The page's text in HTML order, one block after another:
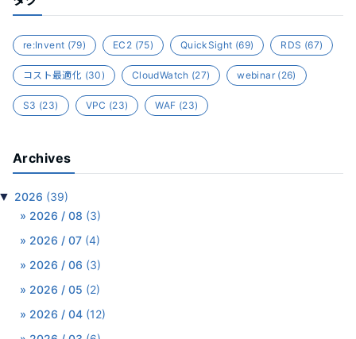
re:Invent (79) EC2 (75) QuickSight (69) RDS (67)
コスト最適化 (30) CloudWatch (27) webinar(26)
S3 (23) VPC (23) WAF (23)
Archives
2026 (39)
2026 / 08 (3)
2026 / 07 (4)
2026 / 06 (3)
2026 / 05 (2)
2026 / 04 (12)